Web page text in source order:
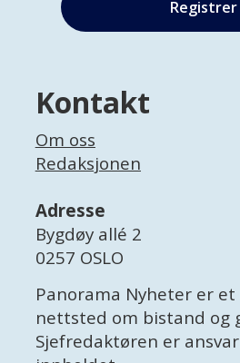
Kontakt
Om oss
Redaksjonen
Adresse
Bygdøy allé 2
0257 OSLO
Panorama Nyheter er
nettsted om bistand og
Sjefredaktøren er